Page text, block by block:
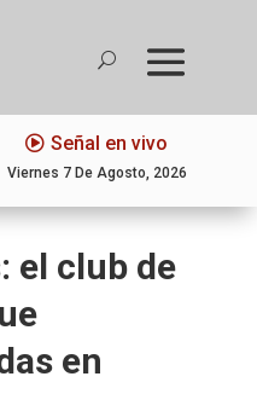
Señal en vivo
Viernes 7 De Agosto, 2026
el club de
en